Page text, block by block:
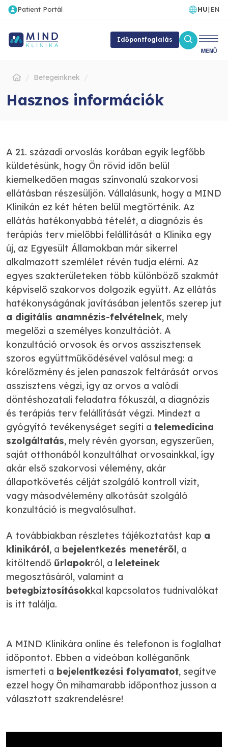
Patient Portál HU|EN
Időpontfoglalás
Betegeinknek
Hasznos információk
A 21. századi orvoslás korában egyik legfőbb
küldetésünk, hogy Ön rövid időn belül
kiemelkedően magas színvonalú szakorvosi
ellátásban részesüljön. Vállalásunk, hogy a MIND
Klinikán ez két héten belül megtörténik. Az
ellátás hatékonyabbá tételét, a diagnózis és
terápiás terv mielőbbi felállítását a Klinika egy
új, az Egyesült Államokban már sikerrel
alkalmazott szemlélet révén tudja elérni. Az
egyes szakterületeken több különböző szakmát
képviselő szakorvos dolgozik együtt. Az ellátás
hatékonyságának javításában jelentős szerep jut
a digitális anamnézis-felvételnek, mely
megelőzi a személyes konzultációt. A
konzultáció orvosok és orvos asszisztensek
szoros együttműködésével valósul meg: a
kórelőzmény és jelen panaszok feltárását orvos
asszisztens végzi, így az orvos a valódi
döntéshozatali feladatra fókuszál, a diagnózis
és terápiás terv felállítását végzi. Mindezt a
gyógyító tevékenységet segíti a telemedicina
szolgáltatás, mely révén gyorsan, egyszerűen,
saját otthonából konzultálhat orvosainkkal, így
akár első szakorvosi vélemény, akár
állapotkövetés célját szolgáló kontroll vizit,
vagy másodvélemény alkotását szolgáló
konzultáció is megvalósulhat.
A továbbiakban részletes tájékoztatást kap a
klinikáról, a bejelentkezés menetéről, a
kitöltendő űrlapokról, a leleteinek
megosztásáról, valamint a
betegbiztosításokkal kapcsolatos tudnivalókat
is itt találja.
A MIND Klinikára online és telefonon is foglalhat
időpontot. Ebben a videóban kolléganőnk
ismerteti a bejelentkezési folyamatot, segítve
ezzel hogy Ön mihamarabb időponthoz jusson a
választott szakrendelésre!